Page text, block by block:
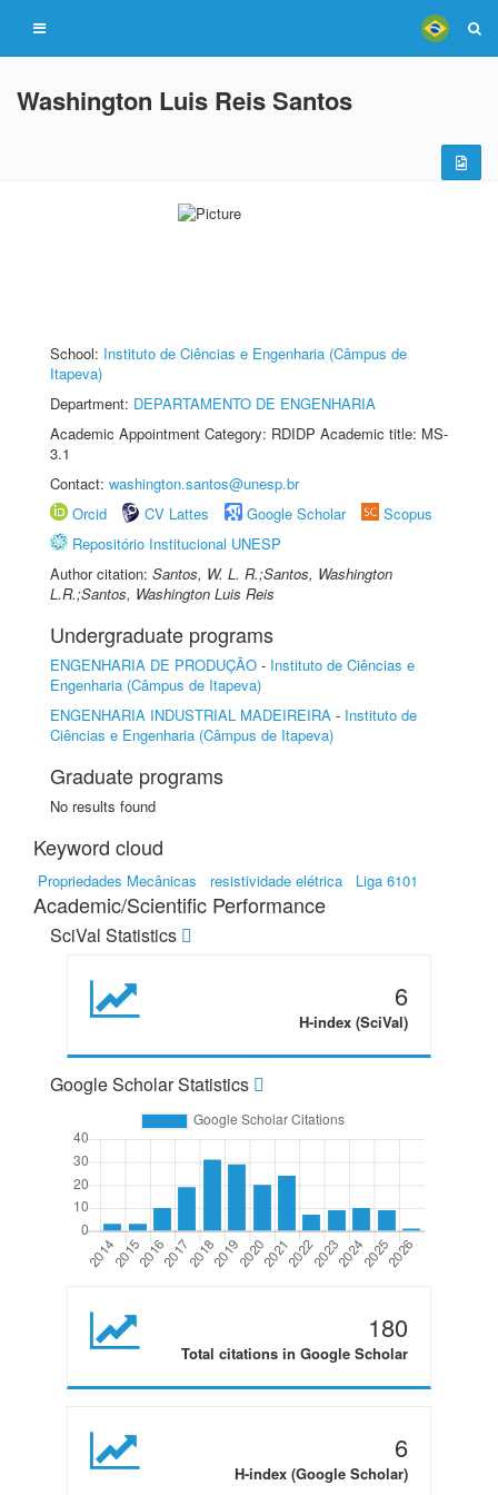
Washington Luis Reis Santos
School: Instituto de Ciências e Engenharia (Câmpus de
Itapeva)
Department: DEPARTAMENTO DE ENGENHARIA
Academic Appointment Category: RDIDP Academic title: MS-
3.1
Contact: washington.santos@unesp.br
Orcid
CV Lattes Google Scholar
Scopus
Repositório Institucional UNESP
Author citation: Santos, W. L. R.;Santos, Washington
L.R.;Santos, Washington Luis Reis
Undergraduate programs
ENGENHARIA DE PRODUÇÃO - Instituto de Ciências e
Engenharia (Câmpus de Itapeva)
ENGENHARIA INDUSTRIAL MADEIREIRA - Instituto de
Ciências e Engenharia (Câmpus de Itapeva)
Graduate programs
No results found
Keyword cloud
Propriedades Mecânicas resistividade elétrica Liga 6101
Academic/Scientific Performance
SciVal Statistics
6
H-index (SciVal)
Google Scholar Statistics
180
Total citations in Google Scholar
6
H-index (Google Scholar)